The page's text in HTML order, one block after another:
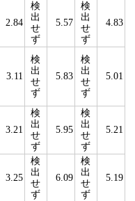
2.84
検
出
せ
ず
5.57
検
出
せ
ず
4.83
3.11
検
出
せ
ず
5.83
検
出
せ
ず
5.01
3.21
検
出
せ
ず
5.95
検
出
せ
ず
5.21
3.25
検
出
せ
ず
6.09
検
出
せ
ず
5.19